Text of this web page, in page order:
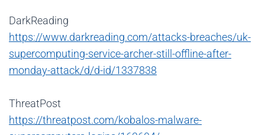
DarkReading
https://www.darkreading.com/attacks-breaches/uk-
supercomputing-service-archer-still-offline-after-
monday-attack/d/d-id/1337838
ThreatPost
https://threatpost.com/kobalos-malware-